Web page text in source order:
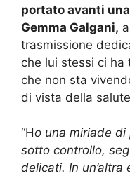
portato avanti
Gemma Galgani,
trasmissione
che lui stessi ci
che non sta
di vista della
“Ho una miriade di
sotto controllo,
delicati. In